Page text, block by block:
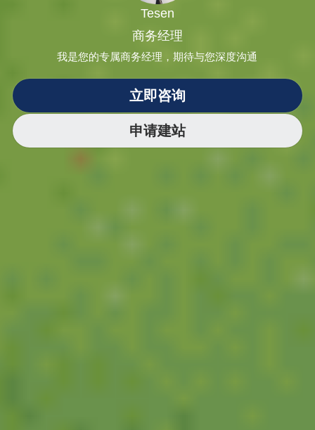
Tesen
商务经理
我是您的专属商务经理，期待与您深度沟通
立即咨询
申请建站